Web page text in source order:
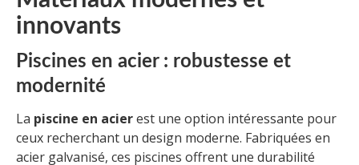
innovants
Piscines en acier : robustesse et
modernité
La piscine en acierest une option intéressante pour
ceux recherchant un design moderne. Fabriquées en
acier galvanisé, ces piscines offrent une durabilité